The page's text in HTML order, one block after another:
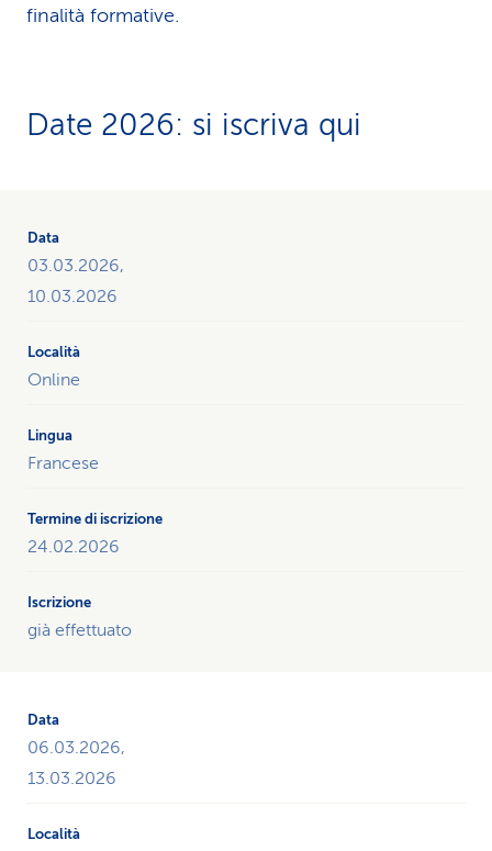
finalità formative.
Date 2026: si iscriva qui
panoramica
quest’anno
03.03.2026,
10.03.2026
Online
Francese
24.02.2026
già effettuato
06.03.2026,
13.03.2026